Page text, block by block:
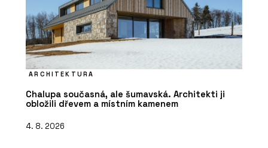
ARCHITEKTURA
Chalupa současná, ale šumavská. Architekti ji
obložili dřevem a místním kamenem
4. 8. 2026